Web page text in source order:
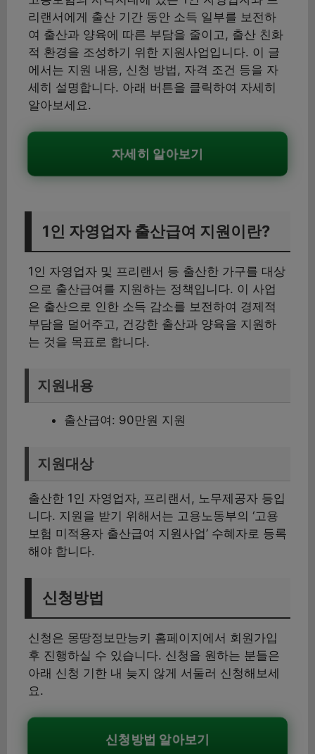
리랜서에게 출산 기간 동안 소득 일부를 보전하
여 출산과 양육에 따른 부담을 줄이고, 출산 친화
적 환경을 조성하기 위한 지원사업입니다. 이 글
에서는 지원 내용, 신청 방법, 자격 조건 등을 자
세히 설명합니다. 아래 버튼을 클릭하여 자세히
알아보세요.
자세히 알아보기
1인 자영업자 출산급여 지원이란?
1인 자영업자 및 프리랜서 등 출산한 가구를 대상
으로 출산급여를 지원하는 정책입니다. 이 사업
은 출산으로 인한 소득 감소를 보전하여 경제적
부담을 덜어주고, 건강한 출산과 양육을 지원하
는 것을 목표로 합니다.
지원내용
출산급여: 90만원 지원
지원대상
출산한 1인 자영업자, 프리랜서, 노무제공자 등입
니다. 지원을 받기 위해서는 고용노동부의 ‘고용
보험 미적용자 출산급여 지원사업’ 수혜자로 등록
해야 합니다.
신청방법
신청은 몽땅정보만능키 홈페이지에서 회원가입
후 진행하실 수 있습니다. 신청을 원하는 분들은
아래 신청 기한 내 늦지 않게 서둘러 신청해보세
요.
신청방법 알아보기